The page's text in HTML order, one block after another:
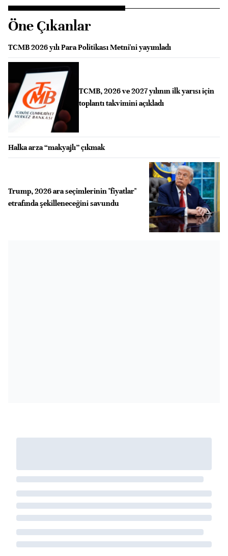
Öne Çıkanlar
TCMB 2026 yılı Para Politikası Metni'ni yayımladı
TCMB, 2026 ve 2027 yılının ilk yarısı için
toplantı takvimini açıkladı
Halka arza “makyajlı” çıkmak
Trump, 2026 ara seçimlerinin "fiyatlar"
etrafında şekilleneceğini savundu